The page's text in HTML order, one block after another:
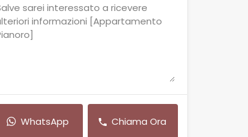
WhatsApp Chiama Ora